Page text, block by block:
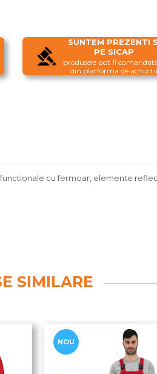
SUNTEM PREZENTI
PE SICAP
produsele pot fi
din platforma de achizitii
cu fermoar, elemente
SIMILARE
NOU